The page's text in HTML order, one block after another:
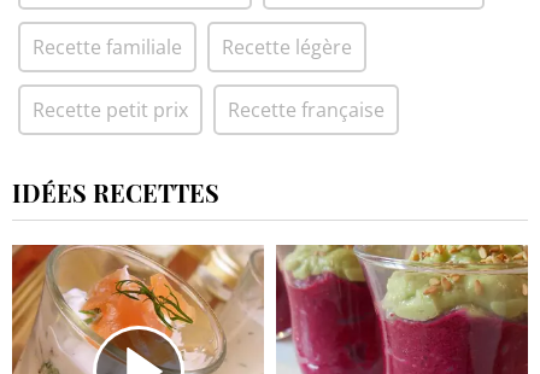
Recette familiale Recette légère
Recette petit prix Recette française
IDÉES RECETTES